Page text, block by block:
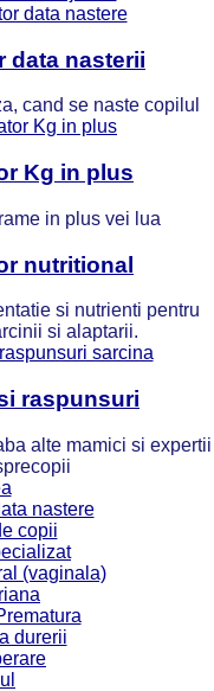
data nasterii
cand se naste copilul
Kg in plus
in plus vei lua
nutritional
si nutrienti pentru
si alaptarii.
raspunsuri
alte mamici si expertii
nastere
copii
(vaginala)
durerii